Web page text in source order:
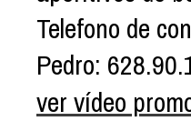
Telefono de
Pedro:
ver vídeo